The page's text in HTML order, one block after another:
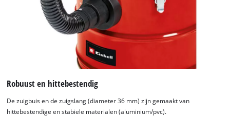
Robuust en hittebestendig
De zuigbuis en de zuigslang (diameter 36 mm) zijn gemaakt van
hittebestendige en stabiele materialen (aluminium/pvc).